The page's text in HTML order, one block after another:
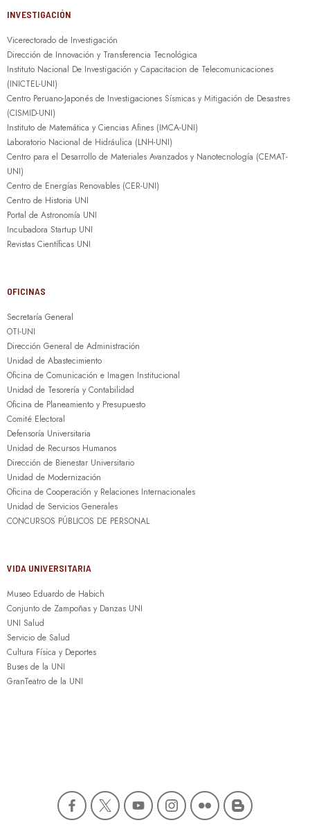
INVESTIGACIÓN
Vicerectorado de Investigación
Dirección de Innovación y Transferencia Tecnológica
Instituto Nacional De Investigación y Capacitacion de Telecomunicaciones
(INICTEL-UNI)
Centro Peruano-Japonés de Investigaciones Sísmicas y Mitigación de Desastres
(CISMID-UNI)
Instituto de Matemática y Ciencias Afines (IMCA-UNI)
Laboratorio Nacional de Hidráulica (LNH-UNI)
Centro para el Desarrollo de Materiales Avanzados y Nanotecnología (CEMAT-
UNI)
Centro de Energías Renovables (CER-UNI)
Centro de Historia UNI
Portal de Astronomía UNI
Incubadora Startup UNI
Revistas Científicas UNI
OFICINAS
Secretaría General
OTI-UNI
Dirección General de Administración
Unidad de Abastecimiento
Oficina de Comunicación e Imagen Institucional
Unidad de Tesorería y Contabilidad
Oficina de Planeamiento y Presupuesto
Comité Electoral
Defensoría Universitaria
Unidad de Recursos Humanos
Dirección de Bienestar Universitario
Unidad de Modernización
Oficina de Cooperación y Relaciones Internacionales
Unidad de Servicios Generales
CONCURSOS PÚBLICOS DE PERSONAL
VIDA UNIVERSITARIA
Museo Eduardo de Habich
Conjunto de Zampoñas y Danzas UNI
UNI Salud
Servicio de Salud
Cultura Física y Deportes
Buses de la UNI
GranTeatro de la UNI